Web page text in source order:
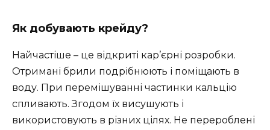
Як добувають крейду?
Найчастіше – це відкриті кар’єрні розробки.
Отримані брили подрібнюють і поміщають в
воду. При перемішуванні частинки кальцію
спливають. Згодом їх висушують і
використовують в різних цілях. Не перероблені